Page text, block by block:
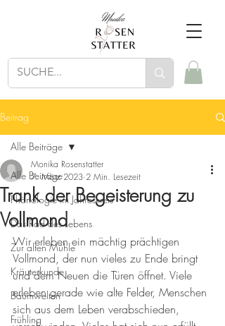
Beitrag
Alle Beiträge
Phänologie im Jahreskreis
Das Rad des Lebens
Zur alten Mühle
Kräuterkunde
Baumwelten
Frühling
Alle Beiträge
Trank der Begeisterung zu
Vollmond
Monika Rosenstatter
7. März 2023 2 Min. Lesezeit
Wir erleben ein mächtig prächtigen
Vollmond, der nun vieles zu Ende bringt
und dem Neuen die Türen öffnet. Viele
erleben gerade wie alte Felder, Menschen
sich aus dem Leben verabschieden,